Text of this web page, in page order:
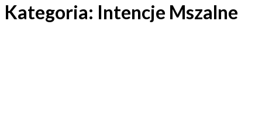
Kategoria: Intencje Mszalne